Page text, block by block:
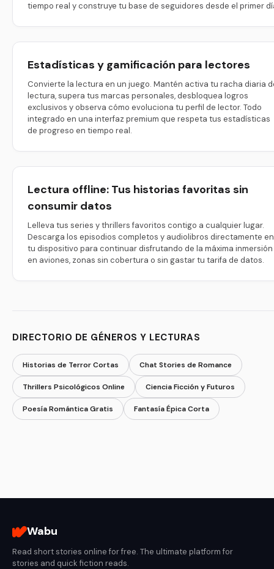
tiempo real y construye tu base de seguidores desde el primer
Estadísticas y gamificación para lectores
Convierte la lectura en un juego. Mantén activa tu racha diaria
lectura, supera tus marcas personales, desbloquea logros
exclusivos y observa cómo evoluciona tu perfil de lector. Todo
integrado en una interfaz premium que respeta tus estadísticas
de progreso en tiempo real.
Lectura offline: Tus historias favoritas sin
consumir datos
Lelleva tus series y thrillers favoritos contigo a cualquier lugar.
Descarga los episodios completos y audiolibros directamente en
tu dispositivo para continuar disfrutando de la máxima inmersión
en aviones, zonas sin cobertura o sin gastar tu tarifa de datos.
DIRECTORIO DE GÉNEROS Y LECTURAS
Historias de Terror Cortas Chat Stories de Romance
Thrillers Psicológicos Online Ciencia Ficción y Futuros
Poesía Romántica Gratis Fantasía Épica Corta
Wabu
Read short stories online for free. The ultimate platform for
stories and quick fiction reads.